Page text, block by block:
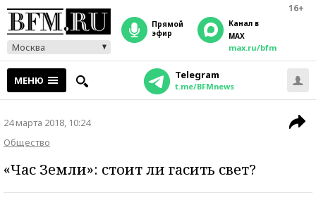
16+
Москва
прямой
эфир
Канал в
MAX
max.ru/bfm
МЕНЮ Telegram
t.me/BFMnews
24 марта 2018, 10:24
Общество
«Час Земли»: стоит ли гасить свет?